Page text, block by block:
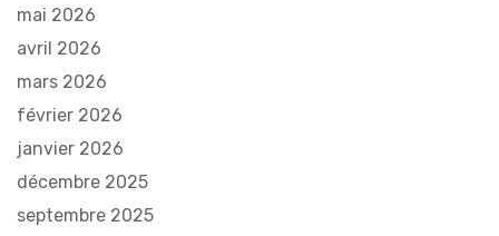
mai 2026
avril 2026
mars 2026
février 2026
janvier 2026
décembre 2025
septembre 2025